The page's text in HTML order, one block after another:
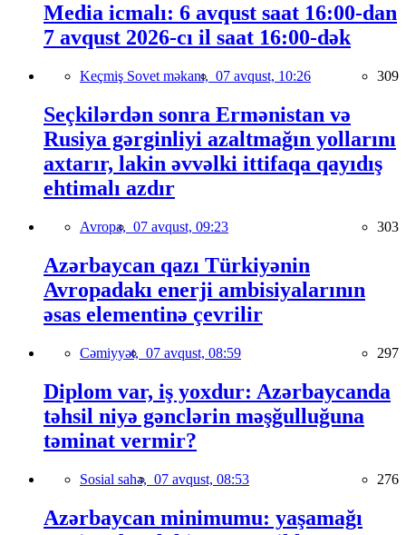
Media icmalı: 6 avqust saat 16:00-dan
7 avqust 2026-cı il saat 16:00-dək
Keçmiş Sovet məkanı, 07 avqust, 10:26 309
Seçkilərdən sonra Ermənistan və
Rusiya gərginliyi azaltmağın yollarını
axtarır, lakin əvvəlki ittifaqa qayıdış
ehtimalı azdır
Avropa, 07 avqust, 09:23 303
Azərbaycan qazı Türkiyənin
Avropadakı enerji ambisiyalarının
əsas elementinə çevrilir
Cəmiyyət, 07 avqust, 08:59 297
Diplom var, iş yoxdur: Azərbaycanda
təhsil niyə gənclərin məşğulluğuna
təminat vermir?
Sosial sahə, 07 avqust, 08:53 276
Azərbaycan minimumu: yaşamağı